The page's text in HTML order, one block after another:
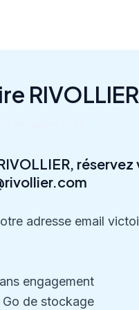
RIVOLLIER
adresse email
engagement
Go de stockage